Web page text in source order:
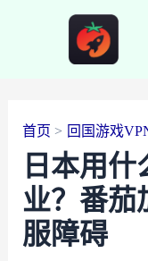
首页 回国游戏
日本用
业？番茄
服障碍